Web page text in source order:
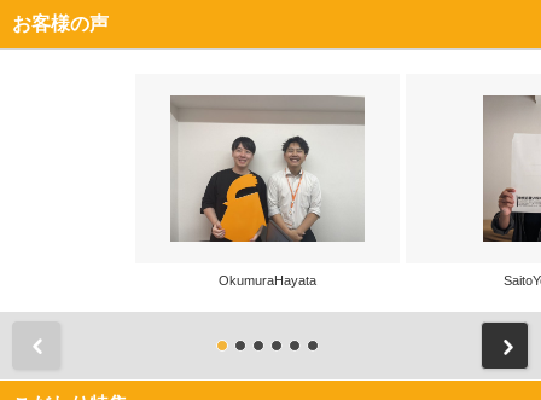
お客様の声
OkumuraHayata